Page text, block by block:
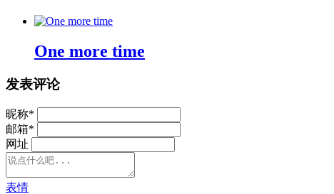
One more time
发表评论
昵称*
邮箱*
网址
表情